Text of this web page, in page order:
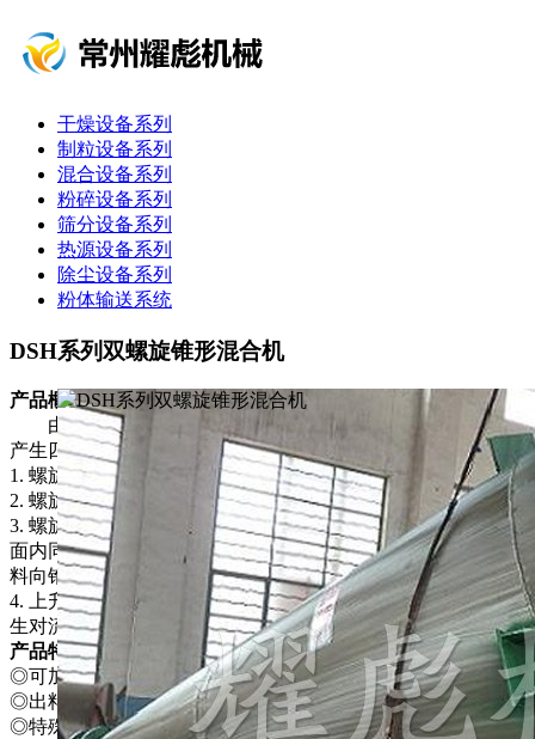
干燥设备系列
制粒设备系列
混合设备系列
粉碎设备系列
筛分设备系列
热源设备系列
除尘设备系列
粉体输送系统
DSH系列双螺旋锥形混合机
产品概述
由螺旋的公 、自转使物料在锥体内产生复合运动，主要
产生四种运动形式：
1. 螺旋沿壁公转，使物料沿锥壁作圆周运动；
2. 螺旋自转使物料自锥底沿螺旋上升；
3. 螺旋的公 、自转复合运动使一部分物料被吸收到螺旋圆柱
面内同时受螺旋自转的离心力作用使螺旋圆柱面内的一部分物
料向锥体径向排放；
4. 上升的物料受自身重力作用下降 。四种运动在混合机内产
生对流、剪切 、扩散、从而达到快速均匀混合的目的。
产品特点
◎可加装飞刀，喷淋雾化装配，满足特殊工艺要求。
◎出料阀有手动、气动两种方式。
◎特殊物料可加大电机功率（加重型）。